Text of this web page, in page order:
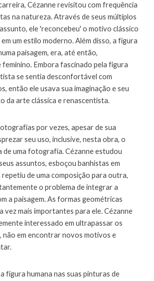
Cézanne revisitou com frequência
na natureza. Através de seus múltiplos
ele 'reconcebeu' o motivo clássico
um estilo moderno. Além disso, a figura
paisagem, era, até então,
Embora fascinado pela figura
se sentia desconfortável com
então ele usava sua imaginação e seu
da arte clássica e renascentista.
por vezes, apesar de sua
seu uso, inclusive, nesta obra, o
de uma fotografia. Cézanne estudou
assuntos, esboçou banhistas em
repetiu de uma composição para outra,
o problema de integrar a
a paisagem.As formas geométricas
vez mais importantes para ele. Cézanne
interessado em ultrapassar os
não em encontrar novos motivos e
figura humana nas suas pinturas de